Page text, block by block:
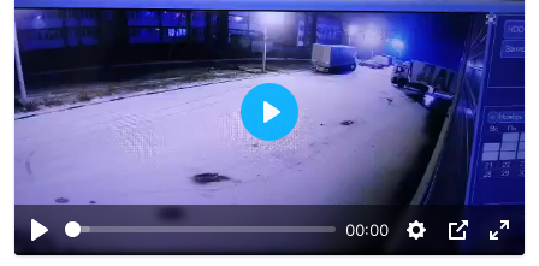
00:00
Воспроизвести